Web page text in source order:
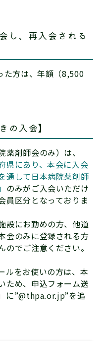
し、再入会される
た方は、年額（8,500
の入会】
薬剤師会のみ）は、
県にあり、本会に入会
通して日本病院薬剤師
のみがご入会いただけ
員区分となっておりま
設にお勤めの方、他道
会のみに登録される方
でご注意ください。
ルをお使いの方は、本
ため、申込フォーム送
に”@thpa.or.jp”を追